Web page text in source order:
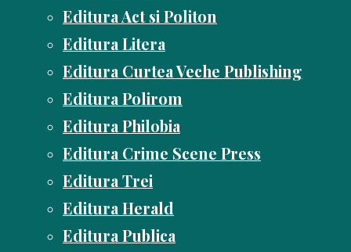
Editura Act si Politon
Editura Litera
Editura Curtea Veche Publishing
Editura Polirom
Editura Philobia
Editura Crime Scene Press
Editura Trei
Editura Herald
Editura Publica